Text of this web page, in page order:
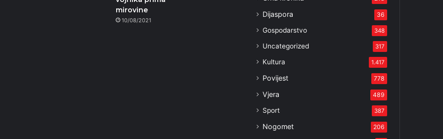
mirovine
10/08/2021
Dijaspora 36
Gospodarstvo 348
Uncategorized 317
Kultura 1.417
Povijest 778
Vjera 489
Sport 387
Nogomet 206